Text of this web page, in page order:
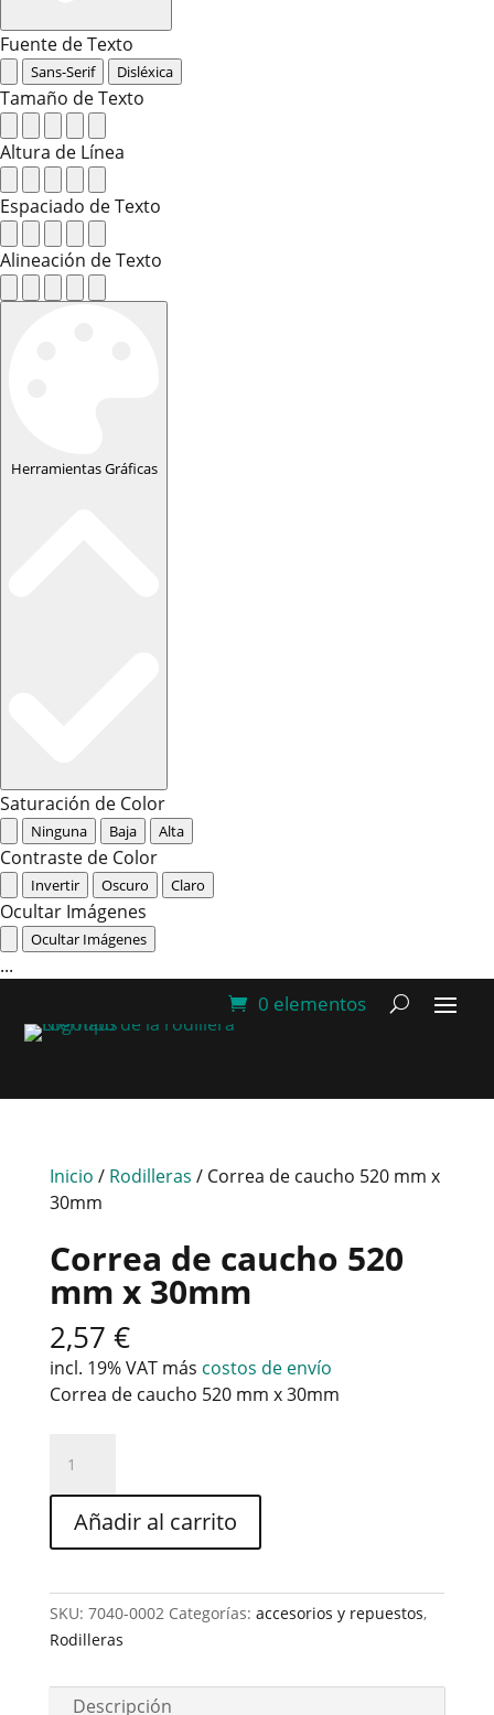
Fuente de Texto
Sans-Serif Disléxica
Tamaño de Texto
Altura de Línea
Espaciado de Texto
Alineación de Texto
Herramientas Gráficas
Saturación de Color
Ninguna Baja Alta
Contraste de Color
Invertir Oscuro Claro
Ocultar Imágenes
Ocultar Imágenes
...
0 elementos
Inicio / Rodilleras / Correa de caucho 520 mm x
30mm
Correa de caucho 520
mm x 30mm
2,57 €
incl. 19% VAT más costos de envío
Correa de caucho 520 mm x 30mm
caucho
520
mm
30mm
cantidad
Añadir al carrito
SKU: 7040-0002 Categorías: accesorios y repuestos,
Rodilleras
Descripción